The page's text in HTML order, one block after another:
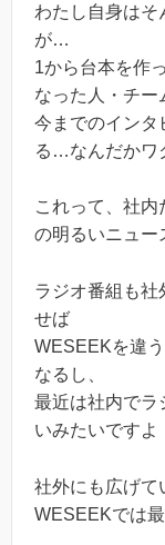
わたし自身はそ
が…
1から台本を作
なった人・チー
今までのインタ
る…なんだかワ
これって、社
の明るいニュー
ラジオ番組も社
せば
WESEEKを違
なるし、
最近は社内でラ
いみたいですよ
社外にも広げて
WESEEKでは